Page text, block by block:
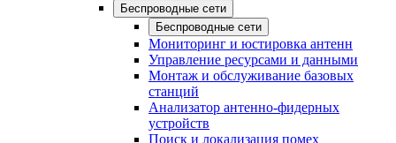
Беспроводные сети
Беспроводные сети
Мониторинг и юстировка антенн
Управление ресурсами и данными
Монтаж и обслуживание базовых
станций
Анализатор антенно-фидерных
устройств
Поиск и локализация помех